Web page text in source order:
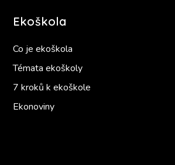
Ekoškola
Co je ekoškola
Témata ekoškoly
7 kroků k ekoškole
Ekonoviny